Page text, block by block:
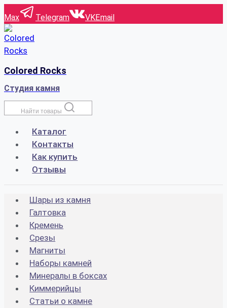
Перейти
к
содержимому
Max Telegram VKEmail
Colored Rocks
Студия камня
Найти товары
Каталог
Контакты
Как купить
Отзывы
Шары из камня
Галтовка
Кремень
Срезы
Магниты
Наборы камней
Минералы в боксах
Киммерийцы
Статьи о камне